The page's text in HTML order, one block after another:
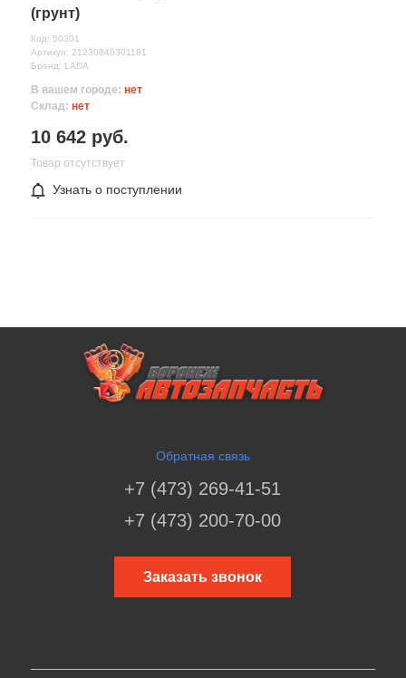
(грунт)
Код: 50301
Артикул: 21230840301181
Бренд: LADA
В вашем городе: нет
Склад: нет
10 642 руб.
Товар отсутствует
Узнать о поступлении
Обратная связь
+7 (473) 269-41-51
+7 (473) 200-70-00
Заказать звонок